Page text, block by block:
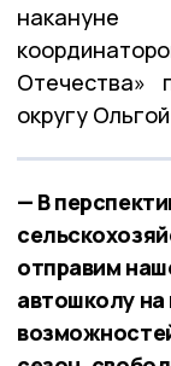
Отечества»
округу
— В
отправим
автошколу